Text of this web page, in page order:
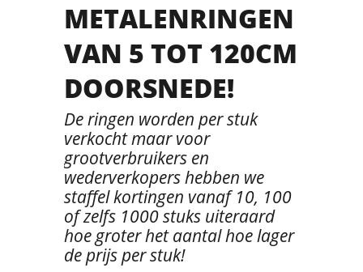
METALENRINGEN
VAN 5 TOT 120CM
DOORSNEDE!
De ringen worden per stuk
verkocht maar voor
grootverbruikers en
wederverkopers hebben we
staffel kortingen vanaf 10, 100
of zelfs 1000 stuks uiteraard
hoe groter het aantal hoe lager
de prijs per stuk!